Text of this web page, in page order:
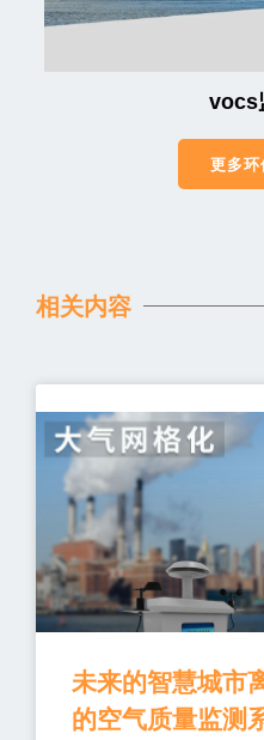
vocs
更多
相关内容
未来的智慧城市
的空气质量监测